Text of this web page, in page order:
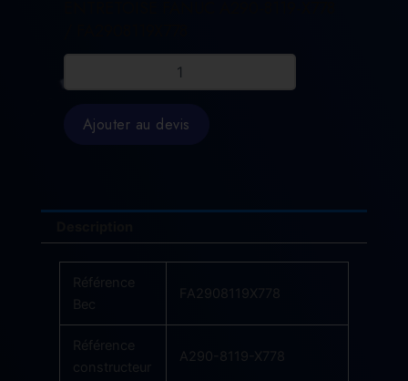
quantité
FANUC
A290-
FA2908119X778
Ajouter au devis
Référence
Bec
FA2908119X778
Référence
constructeur
A290-8119-X778